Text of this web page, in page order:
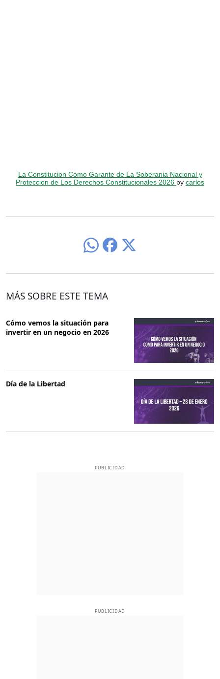
La Constitucion Como Garante de La Soberania Nacional y
Proteccion de Los Derechos Constitucionales 2026 by carlos
MÁS SOBRE ESTE TEMA
Cómo vemos la situación para
invertir en un negocio en 2026
Día de la Libertad
PUBLICIDAD
PUBLICIDAD